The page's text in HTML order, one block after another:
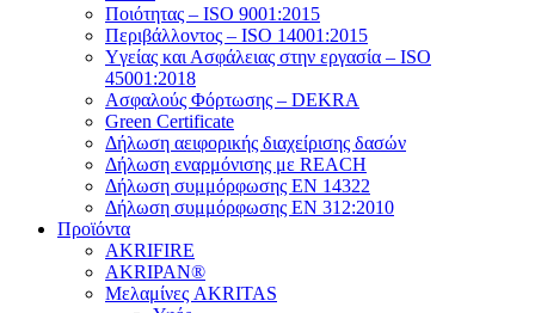
Πoιότητας – ISO 9001:2015
Περιβάλλοντος – ISO 14001:2015
Yγείας και Ασφάλειας στην εργασία – ISO
45001:2018
Ασφαλούς Φόρτωσης – DEKRA
Green Certificate
Δήλωση αειφορικής διαχείρισης δασών
Δήλωση εναρμόνισης με REACH
Δήλωση συμμόρφωσης EN 14322
Δήλωση συμμόρφωσης EN 312:2010
Προϊόντα
AKRIFIRE
AKRIPAN®
Μελαμίνες AKRITAS